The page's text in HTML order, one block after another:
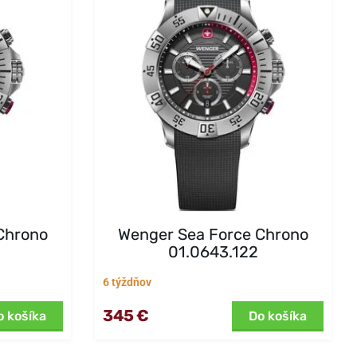
košíka
Wenger Sea Force Chrono
01.0643.122
6 týždňov
345 € Do košíka